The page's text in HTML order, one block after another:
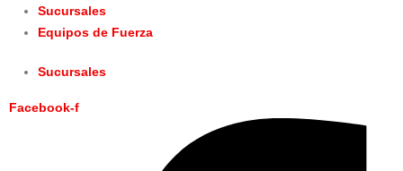
Sucursales
Equipos de Fuerza
Sucursales
Facebook-f